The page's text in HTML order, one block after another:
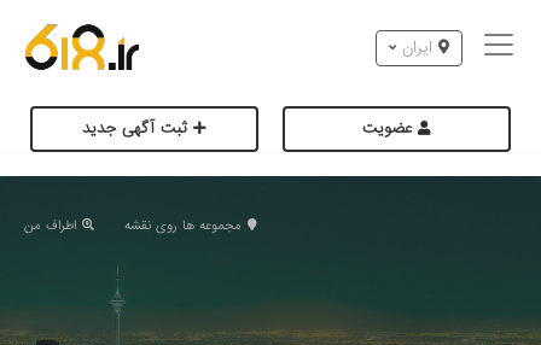
ایران
عضویت ثبت آگهی جدید
مجموعه ها روی نقشه اطراف من